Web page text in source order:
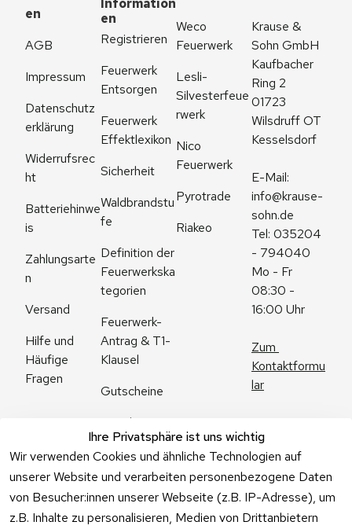
Ihre Privatsphäre ist uns wichtig
Wir verwenden Cookies und ähnliche Technologien auf
unserer Website und verarbeiten personenbezogene Daten
von Besucher:innen unserer Webseite (z.B. IP-Adresse), um
z.B. Inhalte zu personalisieren, Medien von Drittanbietern
en
AGB
Impressum
Datenschutz
erklärung
Widerrufsrec
ht
Batteriehinwe
is
Zahlungsarte
n
Versand
Hilfe und
Häufige
Fragen
Information
en
Registrieren
Feuerwerk
Entsorgen
Feuerwerk
Effektlexikon
Sicherheit
Waldbrandstu
fe
Definition der
Feuerwerkska
tegorien
Feuerwerk-
Antrag & T1-
Klausel
Gutscheine
Angebote
Feuerwerk
Online kaufen
Weco
Feuerwerk
Lesli-
Silvesterfeue
rwerk
Nico
Feuerwerk
Pyrotrade
Riakeo
Krause &
Sohn GmbH
Kaufbacher
Ring 2
01723
Wilsdruff OT
Kesselsdorf
info@krause-
sohn.de
Tel: 035204
- 794040
Mo - Fr
08:30 -
16:00 Uhr
Zum
Kontaktformu
lar